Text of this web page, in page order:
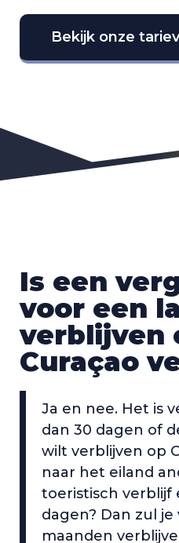
Bekijk onze
Is een
voor een
verblijven
Curaçao
Ja en nee. Het is
dan 30 dagen of
wilt verblijven op
naar het eiland
toeristisch verblijf
dagen? Dan zul
maanden